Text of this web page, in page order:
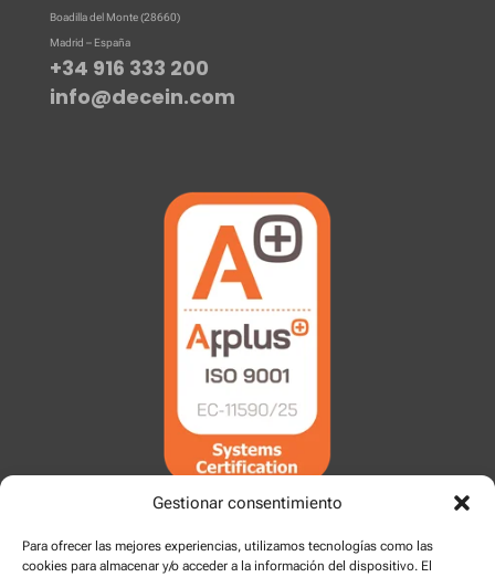
Gestionar consentimiento
Para ofrecer las mejores experiencias, utilizamos tecnologías como las
cookies para almacenar y/o acceder a la información del dispositivo. El
Boadilla del Monte (28660)
Madrid – España
+34 916 333 200
info@decein.com